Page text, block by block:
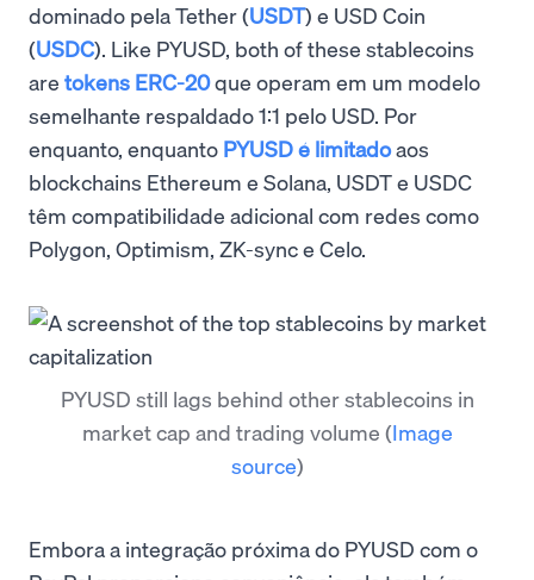
dominado pela Tether (USDT) e USD Coin
(USDC). Like PYUSD, both of these stablecoins
are tokens ERC-20que operam em um modelo
semelhante respaldado 1:1 pelo USD. Por
enquanto, enquanto PYUSD é limitadoaos
blockchains Ethereum e Solana, USDT e USDC
têm compatibilidade adicional com redes como
Polygon, Optimism, ZK-sync e Celo.
PYUSD still lags behind other stablecoins in
market cap and trading volume (Image
source)
Embora a integração próxima do PYUSD com o